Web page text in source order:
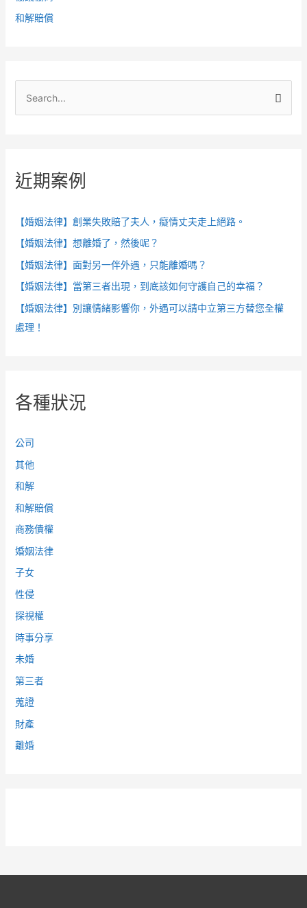
和解賠償
字
近期案例
【婚姻法律】創業失敗賠了夫人，癡情丈夫走上絕路。
【婚姻法律】想離婚了，然後呢？
【婚姻法律】面對另一伴外遇，只能離婚嗎？
【婚姻法律】當第三者出現，到底該如何守護自己的幸福？
【婚姻法律】別讓情緒影響你，外遇可以請中立第三方替您全權
處理！
各種狀況
公司
其他
和解
和解賠償
商務債權
婚姻法律
子女
性侵
探視權
時事分享
未婚
第三者
蒐證
財產
離婚